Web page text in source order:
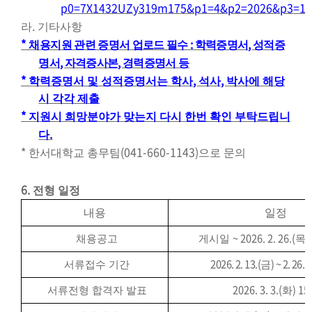
라. 기타사항
* 채 용지원 관련 증명서 업로드 필수 : 학력증명서,성적증
명서,자격증사본,경력증명서 등
* 학력증명서 및 성적증명서는 학사,석사, 박사에 해당
시 각각 제출
* 지원시 희망분야가 맞는지 다시 한번 확인 부탁드립니
다.
* 한서대학교 총무팀(041-660-1143)으로 문의
6. 전형 일정
내용
일정
채용공고 게시일 ~ 2026. 2. 26.(목
서류접수 기간 2026. 2. 13.(금) ~ 2. 26.(
서류전형 합격자 발표 2026. 3. 3.(화)